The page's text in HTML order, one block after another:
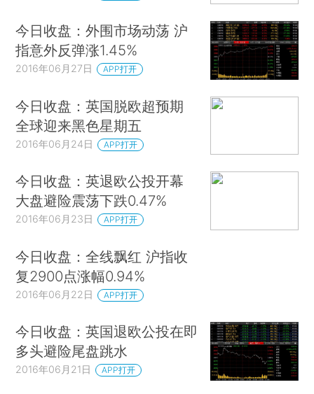
今日收盘：外围市场动荡 沪
指意外反弹涨1.45%
2016年06月27日 APP打开
今日收盘：英国脱欧超预期
全球迎来黑色星期五
2016年06月24日 APP打开
今日收盘：英退欧公投开幕
大盘避险震荡下跌0.47%
2016年06月23日 APP打开
今日收盘：全线飘红 沪指收
复2900点涨幅0.94%
2016年06月22日 APP打开
今日收盘：英国退欧公投在即
多头避险尾盘跳水
2016年06月21日 APP打开